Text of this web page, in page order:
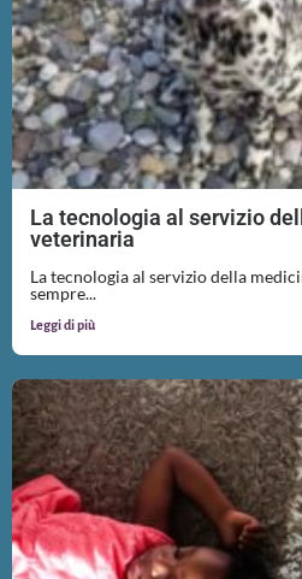
La tecnologia al servizio
veterinaria
La tecnologia al servizio della
sempre...
Leggi di più